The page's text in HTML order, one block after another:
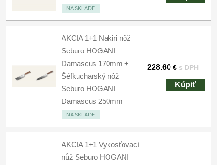
NA SKLADE
AKCIA 1+1 Nakiri nôž
Seburo HOGANI
Damascus 170mm +
Šéfkucharský nôž
Seburo HOGANI
Damascus 250mm
NA SKLADE
228.60 € s DPH
Kúpiť
AKCIA 1+1 Vykosťovací
nůž Seburo HOGANI